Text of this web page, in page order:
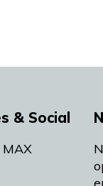
& Social
MAX